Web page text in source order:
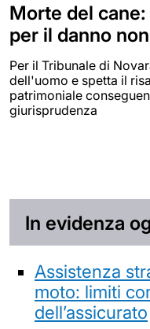
Morte del
per il danno
Per il Tribunale di
dell'uomo e spetta il
patrimoniale
giurisprudenza
In evidenza
Assistenza
moto: limiti
dell’assicurato